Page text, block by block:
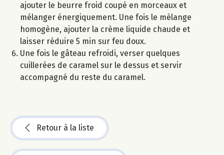
ajouter le beurre froid coupé en morceaux et
mélanger énergiquement. Une fois le mélange
homogène, ajouter la crème liquide chaude et
laisser réduire 5 min sur feu doux.
Une fois le gâteau refroidi, verser quelques
cuillerées de caramel sur le dessus et servir
accompagné du reste du caramel.
Retour à la liste